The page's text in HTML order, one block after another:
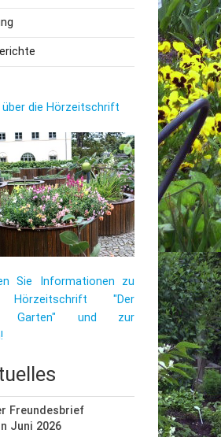
über die Hörzeitschrift
Sie Informationen zu
Hörzeitschrift "Der
Garten" und zur
Freundesbrief
Juni 2026